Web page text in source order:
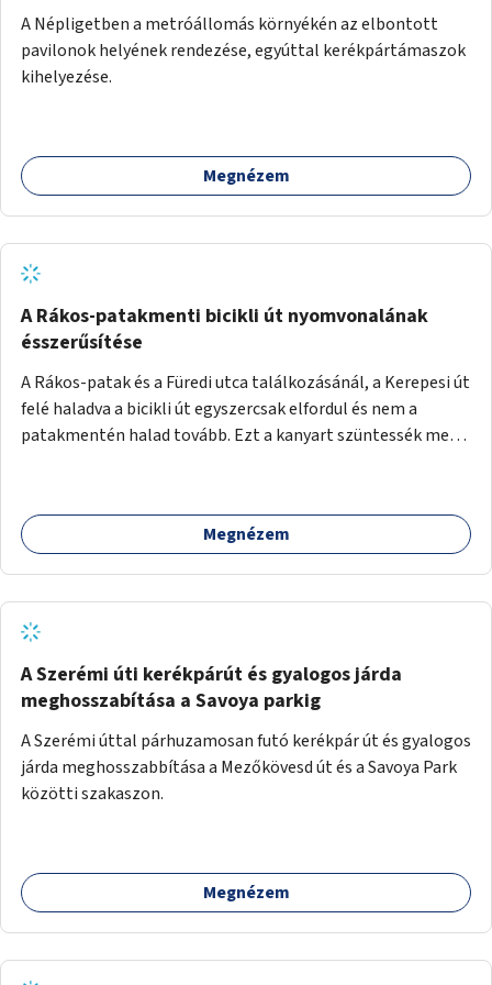
A Népligetben a metróállomás környékén az elbontott
pavilonok helyének rendezése, egyúttal kerékpártámaszok
kihelyezése.
Megnézem
A Rákos-patakmenti bicikli út nyomvonalának
ésszerűsítése
A Rákos-patak és a Füredi utca találkozásánál, a Kerepesi út
felé haladva a bicikli út egyszercsak elfordul és nem a
patakmentén halad tovább. Ezt a kanyart szüntessék meg
Megnézem
A Szerémi úti kerékpárút és gyalogos járda
meghosszabítása a Savoya parkig
A Szerémi úttal párhuzamosan futó kerékpár út és gyalogos
járda meghosszabbítása a Mezőkövesd út és a Savoya Park
közötti szakaszon.
Megnézem